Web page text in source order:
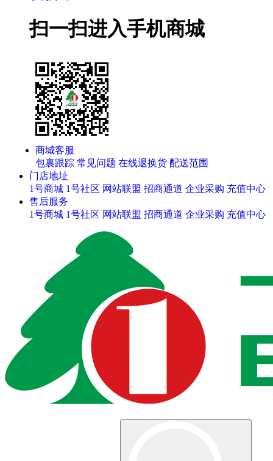
扫一扫进入手机商城
商城客服
包裹跟踪 常见问题 在线退换货 配送范围
门店地址
1号商城 1号社区 网站联盟 招商通道 企业采购 充值中心
售后服务
1号商城 1号社区 网站联盟 招商通道 企业采购 充值中心